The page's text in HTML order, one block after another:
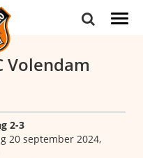
Volendam
2-3
20 september 2024,